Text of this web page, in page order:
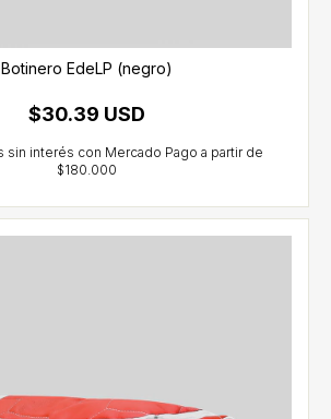
Botinero EdeLP (negro)
$30.39 USD